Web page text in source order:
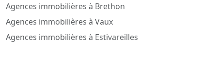
Agences immobilières à Brethon
Agences immobilières à Vaux
Agences immobilières à Estivareilles